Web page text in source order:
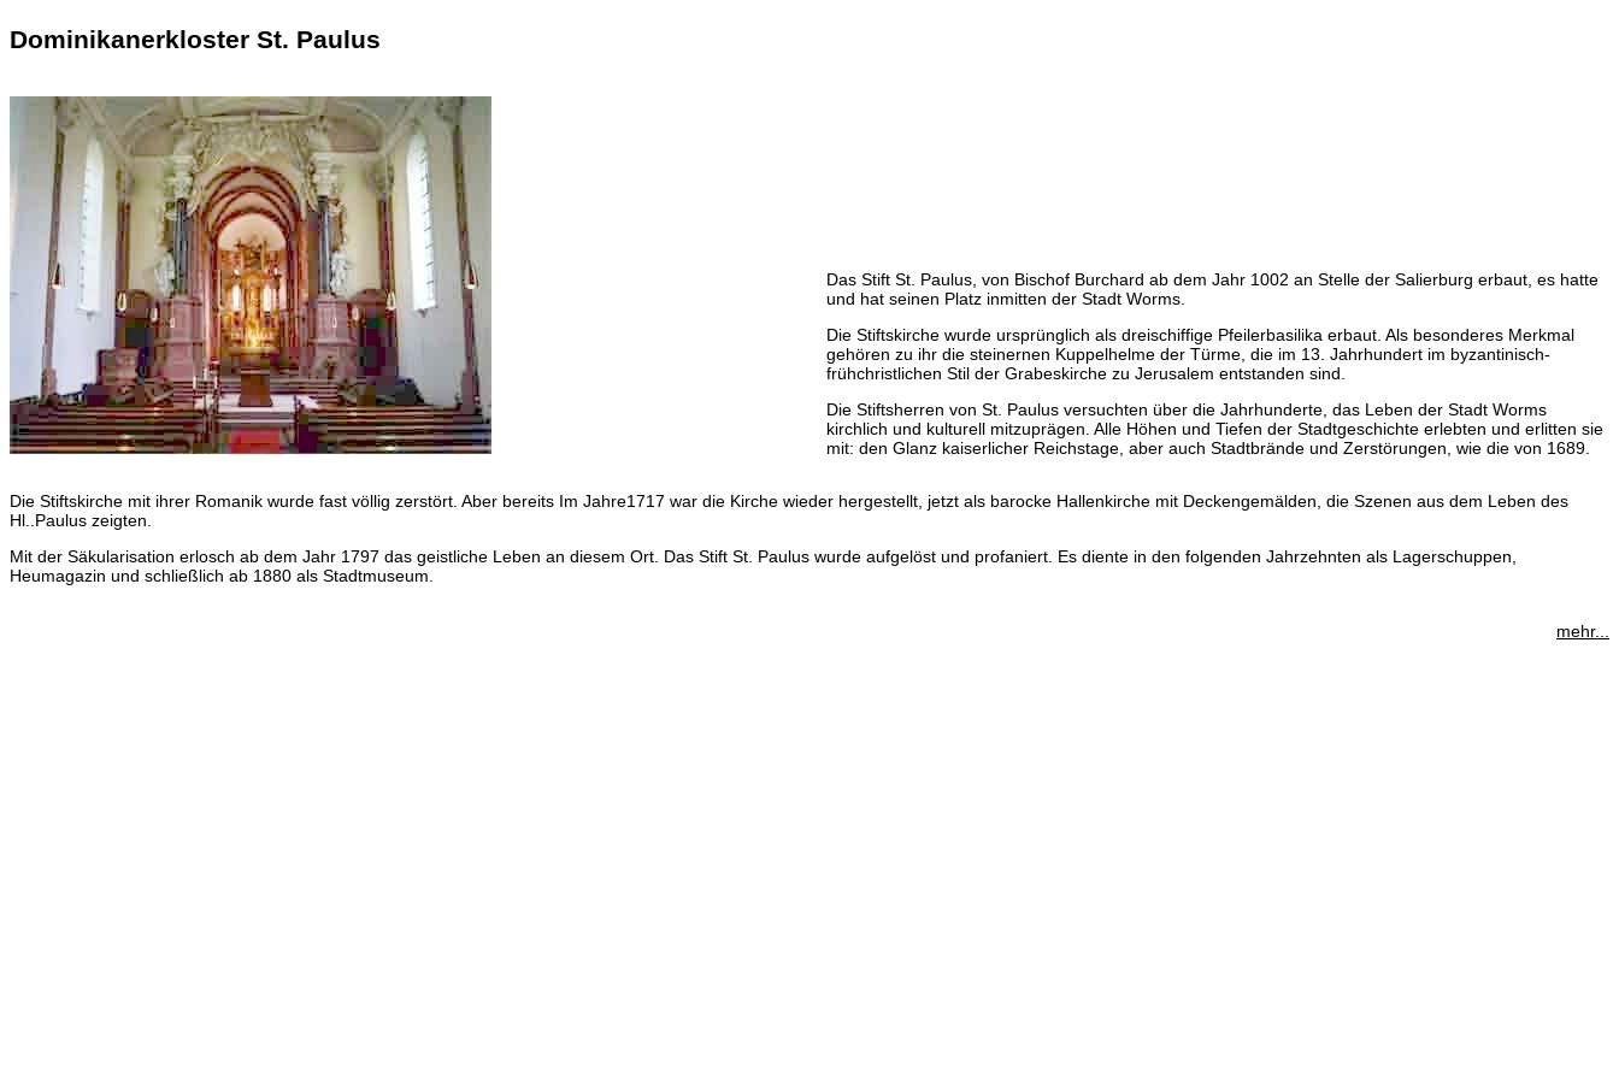
Dominikanerkloster St. Paulus
Das Stift St. Paulus, von Bischof Burchard ab dem Jahr 1002 an Stelle der Salierburg erbaut, es hatte
und hat seinen Platz inmitten der Stadt Worms.
Die Stiftskirche wurde ursprünglich als dreischiffige Pfeilerbasilika erbaut. Als besonderes Merkmal
gehören zu ihr die steinernen Kuppelhelme der Türme, die im 13. Jahrhundert im byzantinisch-
frühchristlichen Stil der Grabeskirche zu Jerusalem entstanden sind.
Die Stiftsherren von St. Paulus versuchten über die Jahrhunderte, das Leben der Stadt Worms
kirchlich und kulturell mitzuprägen. Alle Höhen und Tiefen der Stadtgeschichte erlebten und erlitten sie
mit: den Glanz kaiserlicher Reichstage, aber auch Stadtbrände und Zerstörungen, wie die von 1689.
Die Stiftskirche mit ihrer Romanik wurde fast völlig zerstört. Aber bereits Im Jahre1717 war die Kirche wieder hergestellt, jetzt als barocke Hallenkirche mit Deckengemälden, die Szenen aus dem Leben des
Hl..Paulus zeigten.
Mit der Säkularisation erlosch ab dem Jahr 1797 das geistliche Leben an diesem Ort. Das Stift St. Paulus wurde aufgelöst und profaniert. Es diente in den folgenden Jahrzehnten als Lagerschuppen,
Heumagazin und schließlich ab 1880 als Stadtmuseum.
mehr...